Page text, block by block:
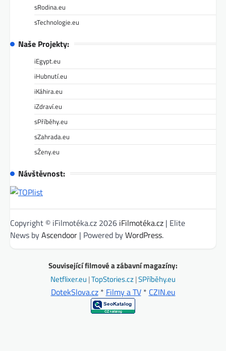
sRodina.eu
sTechnologie.eu
Naše Projekty:
iEgypt.eu
iHubnutí.eu
iKáhira.eu
iZdraví.eu
sPříběhy.eu
sZahrada.eu
sŽeny.eu
Návštěvnost:
Copyright © iFilmotéka.cz 2026 iFilmotéka.cz | Elite
News byAscendoor | Powered byWordPress.
Související filmové a zábavní magazíny:
Netflixer.eu |TopStories.cz|SPříběhy.eu
DotekSlova.cz* Filmy a TV* CZIN.eu